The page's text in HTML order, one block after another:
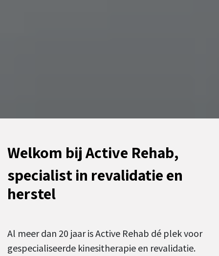
Welkom bij Active Rehab,
specialist in revalidatie en
herstel
Al meer dan 20 jaar is Active Rehab dé plek voor
gespecialiseerde kinesitherapie en revalidatie.